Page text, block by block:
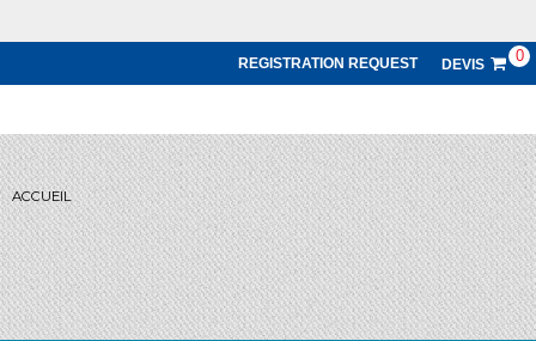
REGISTRATION REQUEST 0
DEVIS
ACCUEIL